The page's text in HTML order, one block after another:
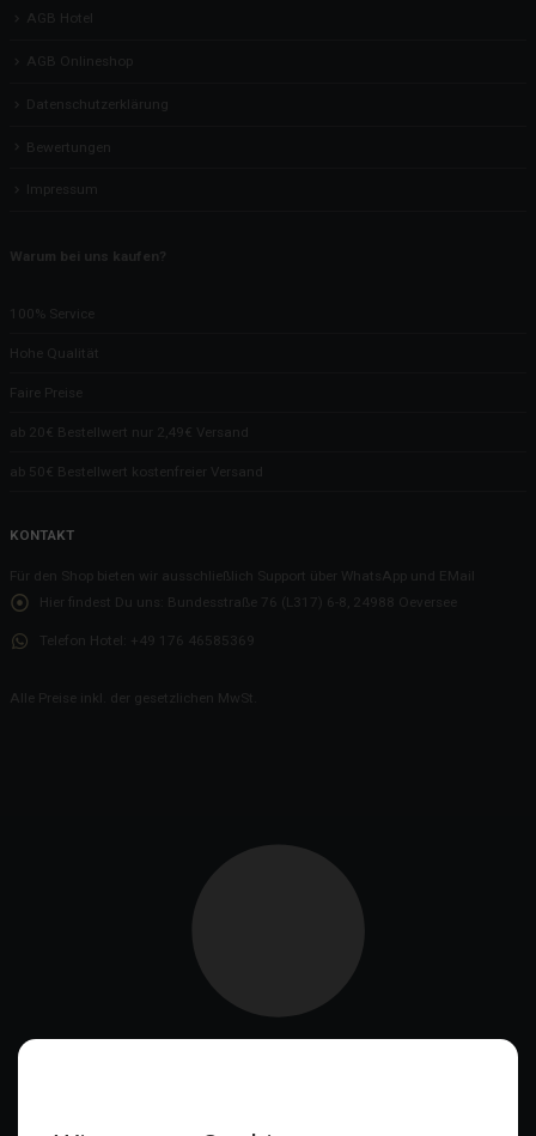
AGB Hotel
AGB Onlineshop
Datenschutzerklärung
Bewertungen
Impressum
Warum bei uns kaufen?
100% Service
Hohe Qualität
Faire Preise
ab 20€ Bestellwert nur 2,49€ Versand
ab 50€ Bestellwert kostenfreier Versand
KONTAKT
Für den Shop bieten wir ausschließlich Support über WhatsApp und EMail
Hier findest Du uns:
Bundesstraße 76 (L317) 6-8, 24988 Oeversee
Telefon Hotel: +49 176 46585369
Alle Preise inkl. der gesetzlichen MwSt.